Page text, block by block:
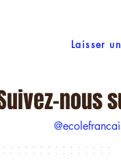
Laisser
nous